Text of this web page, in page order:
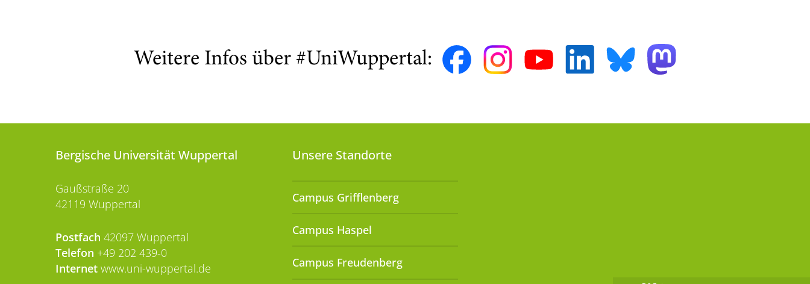
Weitere Infos über #UniWuppertal:
Bergische Universität Wuppertal
Gaußstraße 20
42119 Wuppertal
Postfach 42097 Wuppertal
Telefon +49 202 439-0
Internet www.uni-wuppertal.de
Unsere Standorte
Campus Grifflenberg
Campus Haspel
Campus Freudenberg